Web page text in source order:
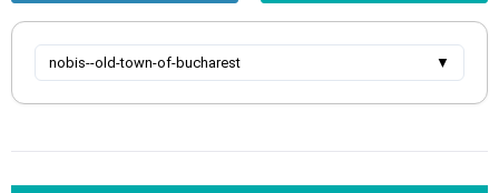
nobis--old-town-of-bucharest ▼